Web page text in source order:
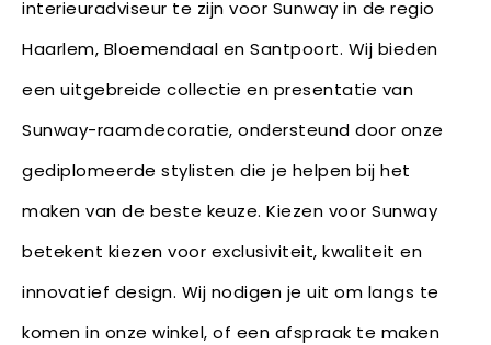
interieuradviseur te zijn voor Sunway in de regio
Haarlem, Bloemendaal en Santpoort. Wij bieden
een uitgebreide collectie en presentatie van
Sunway-raamdecoratie, ondersteund door onze
gediplomeerde stylisten die je helpen bij het
maken van de beste keuze. Kiezen voor Sunway
betekent kiezen voor exclusiviteit, kwaliteit en
innovatief design. Wij nodigen je uit om langs te
komen in onze winkel, of een afspraak te maken